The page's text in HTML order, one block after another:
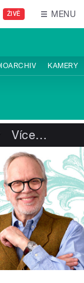
ŽIVĚ MENU
KAMERY
Více…